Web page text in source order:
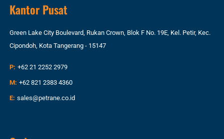
Kantor Pusat
Green Lake City Boulevard, Rukan Crown, Blok F No. 19E, Kel. Petir, Kec.
Cipondoh, Kota Tangerang - 15147
P: +62 21 2252 2979
M: +62 821 2383 4360
E: sales@petrane.co.id